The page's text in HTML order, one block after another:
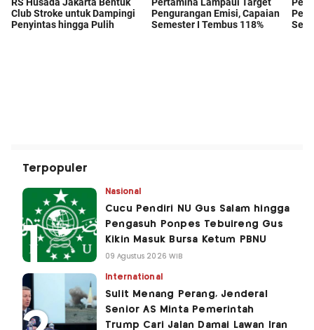
Terpopuler
Nasional
Cucu Pendiri NU Gus Salam hingga
Pengasuh Ponpes Tebuireng Gus
Kikin Masuk Bursa Ketum PBNU
09 Agustus 2026 WIB
International
Sulit Menang Perang, Jenderal
Senior AS Minta Pemerintah
Trump Cari Jalan Damai Lawan Iran